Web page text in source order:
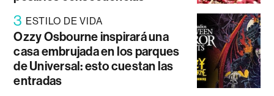
3 ESTILO DE VIDA
Ozzy Osbourne inspirará una
casa embrujada en los parques
de Universal: esto cuestan las
entradas